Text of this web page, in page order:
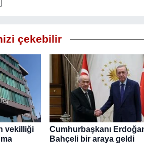
çekebilir
vekilliği
Cumhurbaşkanı
Bahçeli bir araya geldi